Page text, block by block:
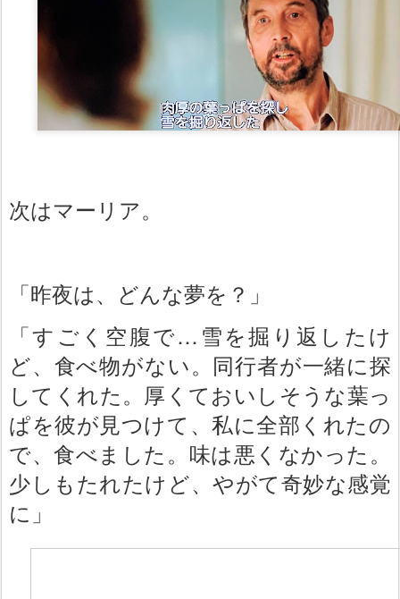
次はマーリア。
「昨夜は、どんな夢を？」
「すごく空腹で…雪を掘り返したけ
ど、食べ物がない。同行者が一緒に探
してくれた。厚くておいしそうな葉っ
ぱを彼が見つけて、私に全部くれたの
で、食べました。味は悪くなかった。
少しもたれたけど、やがて奇妙な感覚
に」